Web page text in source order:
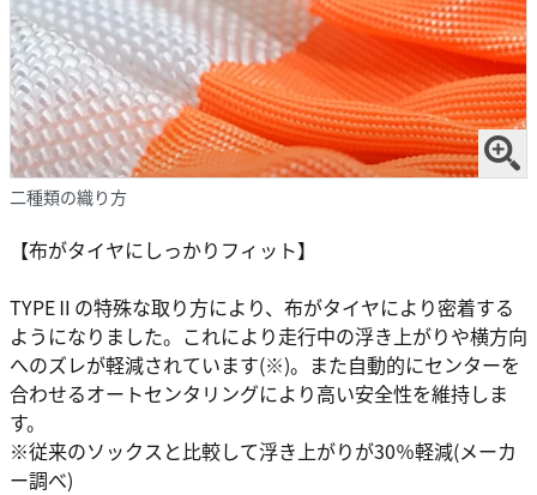
二種類の織り方
【布がタイヤにしっかりフィット】
TYPEⅡの特殊な取り方により、布がタイヤにより密着する
ようになりました。これにより走行中の浮き上がりや横方向
へのズレが軽減されています(※)。また自動的にセンターを
合わせるオートセンタリングにより高い安全性を維持しま
す。
※従来のソックスと比較して浮き上がりが30％軽減(メーカ
ー調べ)